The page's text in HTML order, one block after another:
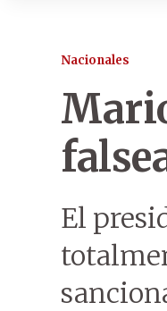
Nacionales
El